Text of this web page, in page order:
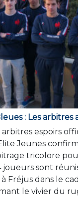
: Les arbitres
espoirs
Jeunes
tricolore
joueurs sont
Fréjus dans le
le vivier du